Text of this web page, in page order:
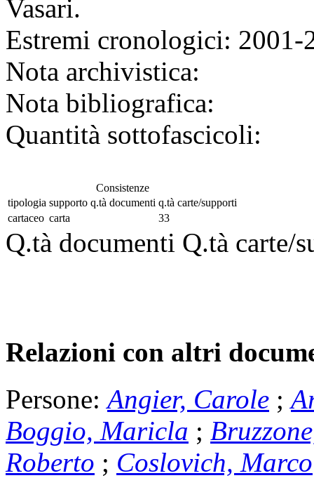
Vasari.
Estremi cronologici: 2001-
Nota archivistica:
Nota bibliografica:
Quantità sottofascicoli:
Consistenze
tipologia supporto q.tà documenti q.tà carte/supporti
cartaceo carta 33
Q.tà documenti Q.tà carte/
Relazioni con altri
Persone: Angier, Carole ;
Boggio, Maricla ;
Roberto ; Coslovich, Marco